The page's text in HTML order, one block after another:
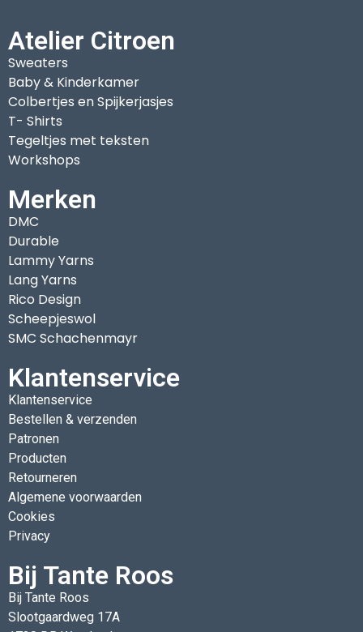
Atelier Citroen
Sweaters
Baby & Kinderkamer
Colbertjes en Spijkerjasjes
T- Shirts
Tegeltjes met teksten
Workshops
Merken
DMC
Durable
Lammy Yarns
Lang Yarns
Rico Design
Scheepjeswol
SMC Schachenmayr
Klantenservice
Klantenservice
Bestellen & verzenden
Patronen
Producten
Retourneren
Algemene voorwaarden
Cookies
Privacy
Bij Tante Roos
Bij Tante Roos
Slootgaardweg 17A